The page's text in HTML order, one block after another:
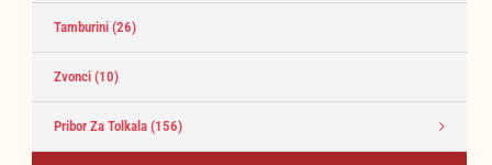
Tamburini (26)
Zvonci (10)
Pribor Za Tolkala (156)